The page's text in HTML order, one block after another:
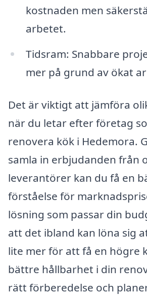
kostnaden men
arbetet.
Tidsram: Snabbare
mer på grund av ökat
Det är viktigt att jämföra
när du letar efter företag
renovera kök i Hedemora.
samla in erbjudanden från
leverantörer kan du få en
förståelse för
lösning som passar din
att det ibland kan löna sig
lite mer för att få en högre
bättre hållbarhet i din
rätt förberedelse och